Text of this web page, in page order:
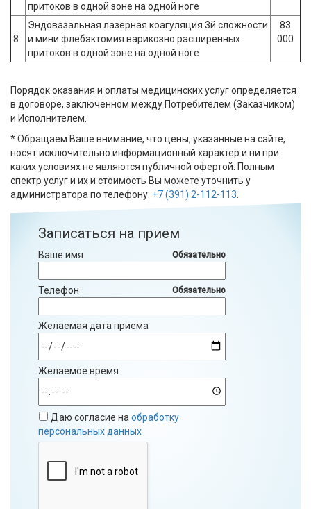
притоков в одной зоне на одной ноге
8
Эндовазальная лазерная коагуляция 3й сложности
и мини флебэктомия варикозно расширенных
притоков в одной зоне на одной ноге
83
000
Порядок оказания и оплаты медицинских услуг определяется
в договоре, заключенном между Потребителем (Заказчиком)
и Исполнителем.
* Обращаем Ваше внимание, что цены, указанные на сайте,
носят исключительно информационный характер и ни при
каких условиях не являются публичной офертой. Полным
спектр услуг и их и стоимость Вы можете уточнить у
администратора по телефону: +7 (391) 2-112-113
Записаться на прием
Ваше имя Обязательно
Телефон Обязательно
Желаемая дата приема
Желаемое время
Даю согласие на обработку
персональных данных